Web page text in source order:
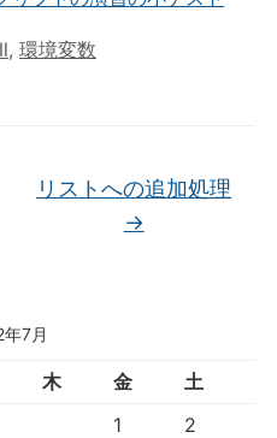
7月
木 金
土
1
2
, 環境変数
リストへの追加処理
→